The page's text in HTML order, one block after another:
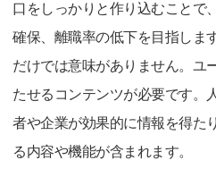
口をしっかりと作り込むことで
確保、離職率の低下を目指しま
だけでは意味がありません。ユ
たせるコンテンツが必要です。
者や企業が効果的に情報を得た
る内容や機能が含まれます。